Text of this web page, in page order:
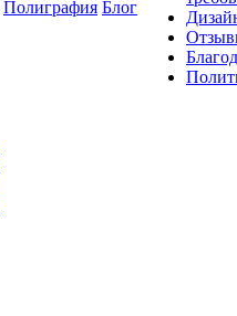
Полиграфия Блог